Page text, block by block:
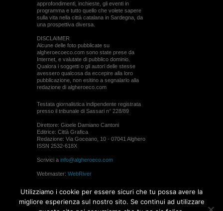
approfondimenti, inchieste, gli eventi in
programma e tutto quello che volete sapere
sulla vita nella città catalana in Sardegna, da
una prospettiva diversa.
DISCLAIMER
Alcune delle foto pubblicate su
algheroecoeco.com sono state prese da
Internet, e valutate di pubblico dominio.
Qualora i soggetti o gli autori delle stesse
avessero qualcosa da eccepire alla loro
pubblicazione, non esitino a segnalarlo alla
redazione di algheroeco.com
Testata giornalistica indipendente registrata
presso il tribunale di Sassari n° 228/89
Direttore: Gioele Damiano Cantoni
Editrice: Città Grafica
Redazione: Via Goceano, 10 - 07041 Alghero
ISSN 2532-618X
Scrivici a info@algheroeco.com
Webmaster: WebRiver
permesso di algheroeco.com
Utilizziamo i cookie per essere sicuri che tu possa avere la
migliore esperienza sul nostro sito. Se continui ad utilizzare